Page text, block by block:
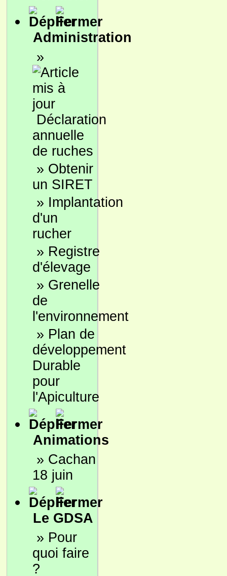
Administration
»
Déclaration
annuelle
de ruches
» Obtenir
un SIRET
» Implantation
d'un
rucher
» Registre
d'élevage
» Grenelle
de
l'environnement
» Plan de
développement
Durable
pour
l'Apiculture
Animations
» Cachan
18 juin
Le GDSA
» Pour
quoi faire
?